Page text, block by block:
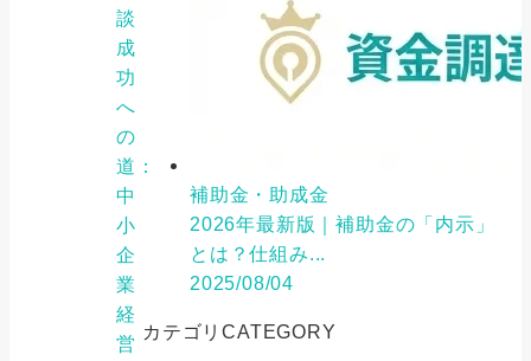
談
成
功
へ
の
道：
中
小
企
業
経
営
補助金・助成金
2026年最新版｜補助金の「内示」
とは？仕組み...
2025/08/04
カテゴリCATEGORY